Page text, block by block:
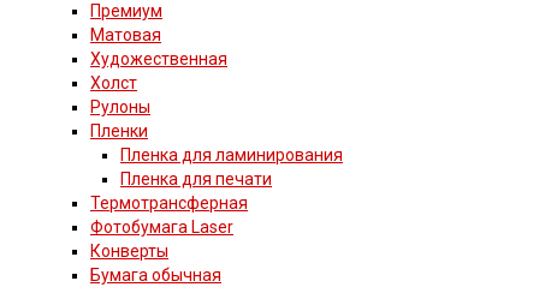
Премиум
Матовая
Художественная
Холст
Рулоны
Пленки
Пленка для ламинирования
Пленка для печати
Термотрансферная
Фотобумага Laser
Конверты
Бумага обычная